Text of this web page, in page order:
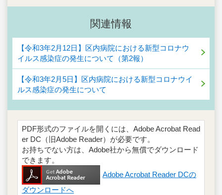
関連情報
【令和3年2月12日】区内病院における新型コロナウ
イルス感染症の発生について（第2報）
【令和3年2月5日】区内病院における新型コロナウイ
ルス感染症の発生について
PDF形式のファイルを開くには、Adobe Acrobat Read
er DC（旧Adobe Reader）が必要です。
お持ちでない方は、Adobe社から無償でダウンロード
できます。
Adobe Acrobat Reader DCの
ダウンロードへ